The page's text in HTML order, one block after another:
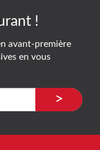
!
avant-première
en vous
>